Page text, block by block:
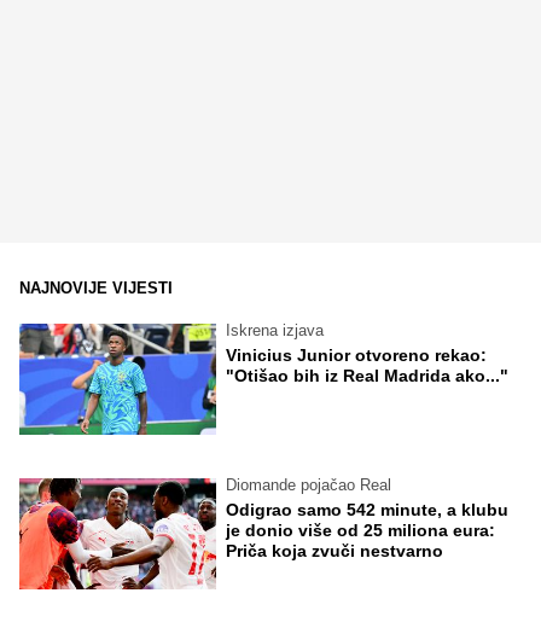
NAJNOVIJE VIJESTI
Iskrena izjava
Vinicius Junior otvoreno rekao:
"Otišao bih iz Real Madrida ako..."
Diomande pojačao Real
Odigrao samo 542 minute, a klubu
je donio više od 25 miliona eura:
Priča koja zvuči nestvarno